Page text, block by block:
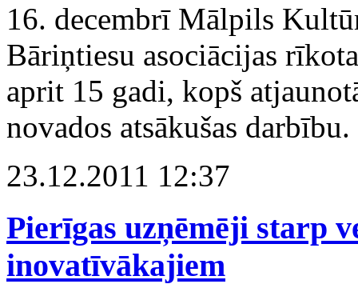
16. decembrī Mālpils
Bāriņtiesu asociācijas
aprit 15 gadi, kopš
novados atsākušas darbību.
23.12.2011 12:37
Pierīgas uzņēmēji starp
inovatīvākajiem